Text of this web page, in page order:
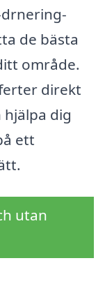
de bästa
område.
direkt
dig
ett
utan